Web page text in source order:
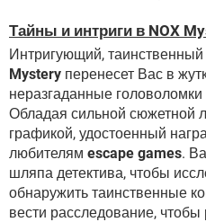
Тайны и интриги в NOX
Интригующий,
Mystery перенесет Вас в
неразгаданные
Обладая сильной сюжетной
графикой, удостоенный
любителям escape games.
шляпа детектива, чтобы
обнаружить таинственные
вести расследование,